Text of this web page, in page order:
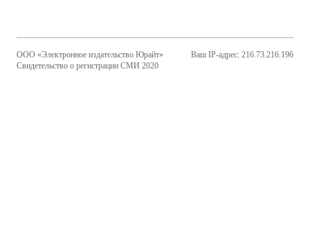
ООО «Электронное издательство Юрайт»
Свидетельство о регистрации СМИ 2020
Ваш IP-адрес: 216.73.216.196